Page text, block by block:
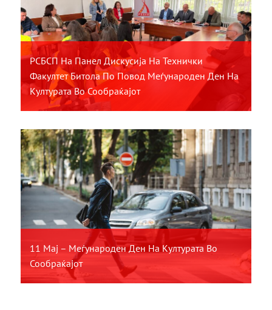
РСБСП На Панел Дискусија На Технички
Факултет Битола По Повод Меѓународен Ден На
Културата Во Сообраќајот
11 Мај – Меѓународен Ден На Културата Во
Сообраќајот